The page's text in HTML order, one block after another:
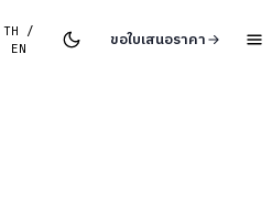
TH /
EN
ขอใบเสนอราคา